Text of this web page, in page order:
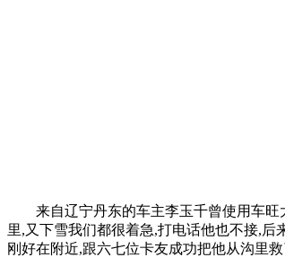
来自辽宁丹东的车主李玉千曾使用车
里,又下雪我们都很着急,打电话他也不接,
刚好在附近,跟六七位卡友成功把他从沟里救